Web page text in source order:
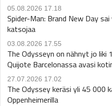
05.08.2026 17.18
Spider-Man: Brand New Day
katsojaa
03.08.2026 17.55
The Odysseyn on nähnyt jo
Quijote Barcelonassa avasi
27.07.2026 17.02
The Odyssey keräsi yli 45 000
Oppenheimerilla